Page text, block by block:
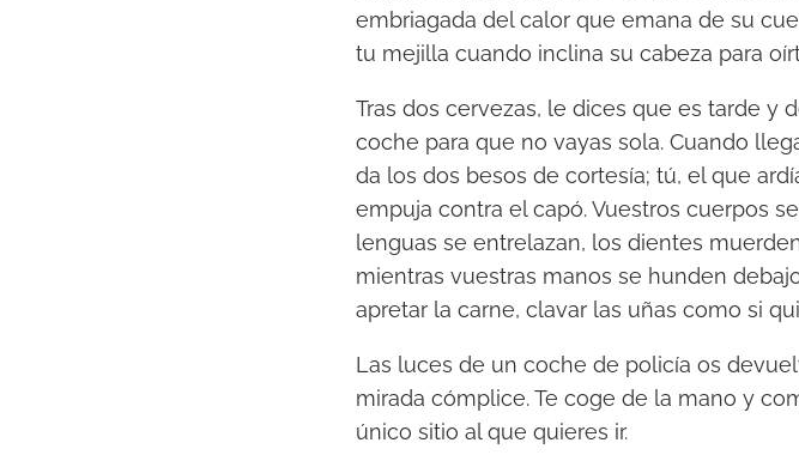
embriagada del calor que emana de su
tu mejilla cuando inclina su cabeza para
Tras dos cervezas, le dices que es tarde y
coche para que no vayas sola. Cuando
da los dos besos de cortesía; tú, el que
empuja contra el capó. Vuestros cuerpos
lenguas se entrelazan, los dientes
mientras vuestras manos se hunden
apretar la carne, clavar las uñas como si
Las luces de un coche de policía os
mirada cómplice. Te coge de la mano y
único sitio al que quieres ir.